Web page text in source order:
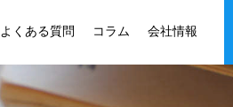
よくある質問 コラム
会社情報